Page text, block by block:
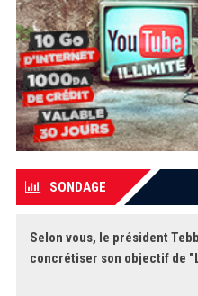
SONDAGE
Selon vous, le président
concrétiser son objectif de